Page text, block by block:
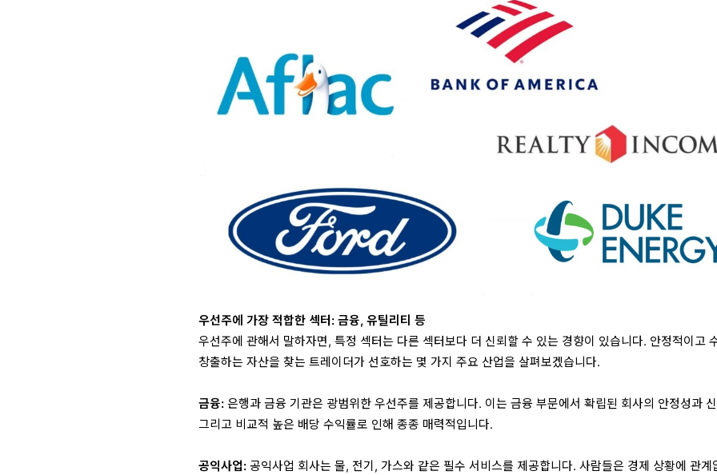
우선주에 가장 적합한 섹터: 금융, 유틸리티 등
우선주에 관해서 말하자면, 특정 섹터는 다른 섹터보다 더 신뢰할 수 있는 경향이 있습니다. 안정적이고
창출하는 자산을 찾는 트레이더가 선호하는 몇 가지 주요 산업을 살펴보겠습니다.
금융: 은행과 금융 기관은 광범위한 우선주를 제공합니다. 이는 금융 부문에서 확립된 회사의 안정성과
그리고 비교적 높은 배당 수익률로 인해 종종 매력적입니다.
공익사업: 공익사업 회사는 물, 전기, 가스와 같은 필수 서비스를 제공합니다. 사람들은 경제 상황에 관계